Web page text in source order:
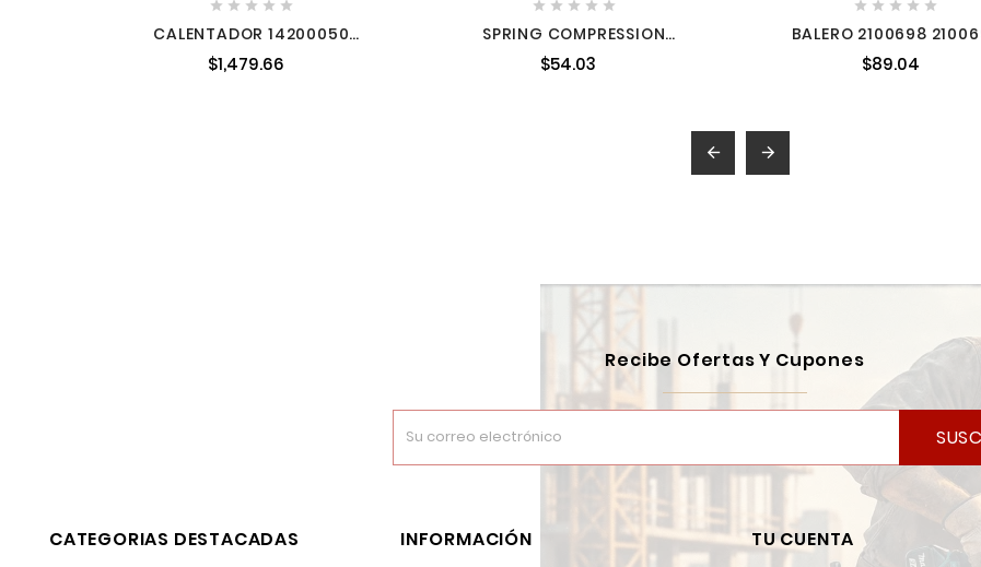
    
CALENTADOR 14200050
$1,479.66
    
SPRING COMPRESSION
$54.03
    
BALERO 2100698
$89.04
 
Recibe Ofertas Y Cupones
CATEGORIAS DESTACADAS INFORMACIÓN TU CUENTA